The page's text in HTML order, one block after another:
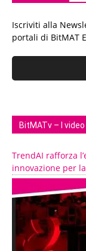
Iscriviti alla
portali di BitMAT
BitMATv – I
TrendAI rafforza
innovazione per